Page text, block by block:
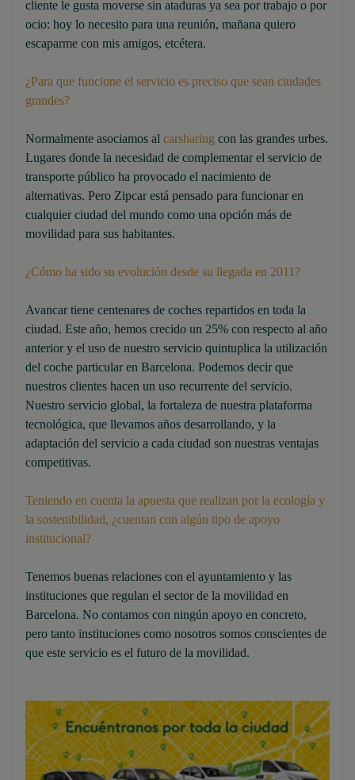
cliente le gusta moverse sin ataduras ya sea por trabajo o por
ocio: hoy lo necesito para una reunión, mañana quiero
escaparme con mis amigos, etcétera.
¿Para que funcione el servicio es preciso que sean ciudades
grandes?
Normalmente asociamos al carsharing con las grandes urbes.
Lugares donde la necesidad de complementar el servicio de
transporte público ha provocado el nacimiento de
alternativas. Pero Zipcar está pensado para funcionar en
cualquier ciudad del mundo como una opción más de
movilidad para sus habitantes.
¿Cómo ha sido su evolución desde su llegada en 2011?
Avancar tiene centenares de coches repartidos en toda la
ciudad. Este año, hemos crecido un 25% con respecto al año
anterior y el uso de nuestro servicio quintuplica la utilización
del coche particular en Barcelona. Podemos decir que
nuestros clientes hacen un uso recurrente del servicio.
Nuestro servicio global, la fortaleza de nuestra plataforma
tecnológica, que llevamos años desarrollando, y la
adaptación del servicio a cada ciudad son nuestras ventajas
competitivas.
Teniendo en cuenta la apuesta que realizan por la ecología y
la sostenibilidad, ¿cuentan con algún tipo de apoyo
institucional?
Tenemos buenas relaciones con el ayuntamiento y las
instituciones que regulan el sector de la movilidad en
Barcelona. No contamos con ningún apoyo en concreto,
pero tanto instituciones como nosotros somos conscientes de
que este servicio es el futuro de la movilidad.